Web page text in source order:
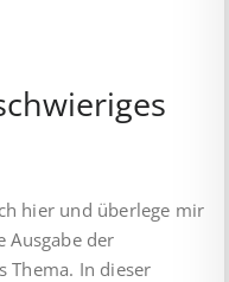
hier und überlege mir
Ausgabe der
Thema. In dieser